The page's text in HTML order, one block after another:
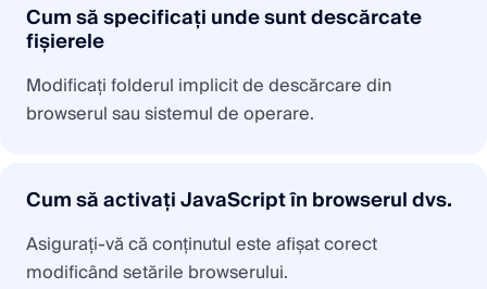
Cum să specificați unde sunt descărcate
fișierele
Modificați folderul implicit de descărcare din
browserul sau sistemul de operare.
Cum să activați JavaScript în browserul dvs.
Asigurați-vă că conținutul este afișat corect
modificând setările browserului.